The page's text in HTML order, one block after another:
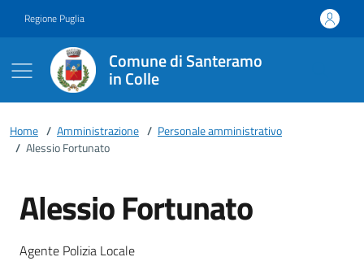
Regione Puglia
Comune di Santeramo
in Colle
Home / Amministrazione / Personale amministrativo
/ Alessio Fortunato
Alessio Fortunato
Dettagli della persona
Descrizione breve
Agente Polizia Locale